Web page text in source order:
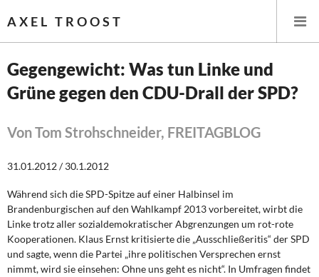
AXEL TROOST
Startseite
Themen
Leitlinien linker Wirtschafts- und Finanzpolitik
Wirtschaftspolitik
Steuer- und Finanzpolitik
Öffentliche Infrastruktur und Daseinsvorsorge
Gegengewicht: Was tun Linke und
Grüne gegen den CDU-Drall der SPD?
Von Tom Strohschneider, FREITAGBLOG
31.01.2012 / 30.1.2012
Während sich die SPD-Spitze auf einer Halbinsel im
Brandenburgischen auf den Wahlkampf 2013 vorbereitet, wirbt die
Linke trotz aller sozialdemokratischer Abgrenzungen um rot-rote
Kooperationen. Klaus Ernst kritisierte die „Ausschließeritis“ der SPD
und sagte, wenn die Partei „ihre politischen Versprechen ernst
nimmt, wird sie einsehen: Ohne uns geht es nicht“. In Umfragen findet